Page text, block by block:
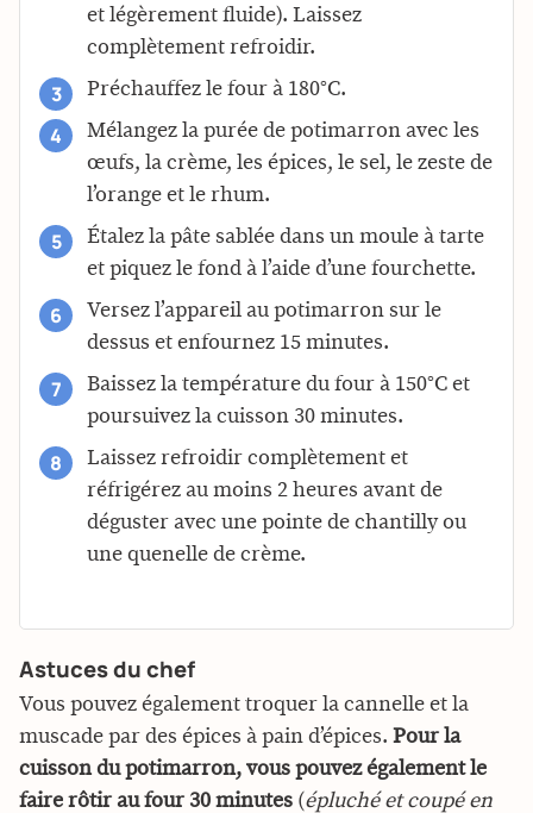
et légèrement fluide). Laissez
complètement refroidir.
Préchauffez le four à 180°C.
Mélangez la purée de potimarron avec les
œufs, la crème, les épices, le sel, le zeste de
l’orange et le rhum.
Étalez la pâte sablée dans un moule à tarte
et piquez le fond à l’aide d’une fourchette.
Versez l’appareil au potimarron sur le
dessus et enfournez 15 minutes.
Baissez la température du four à 150°C et
poursuivez la cuisson 30 minutes.
Laissez refroidir complètement et
réfrigérez au moins 2 heures avant de
déguster avec une pointe de chantilly ou
une quenelle de crème.
Astuces du chef
Vous pouvez également troquer la cannelle et la
muscade par des épices à pain d’épices. Pour la
cuisson du potimarron, vous pouvez également le
faire rôtir au four 30 minutes (épluché et coupé en